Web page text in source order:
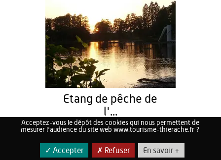
Etang de pêche de
l'...
LE NOUVION EN THIERACHE
Acceptez-vous le dépôt des cookies qui nous permettent de
mesurer l'audience du site web www.tourisme-thierache.fr ?
✓ Accepter ✗ Refuser En savoir +